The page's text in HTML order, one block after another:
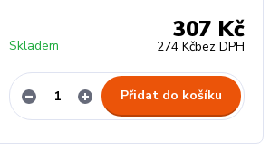
307 Kč
274 Kčbez DPH
Skladem
Přidat do košíku